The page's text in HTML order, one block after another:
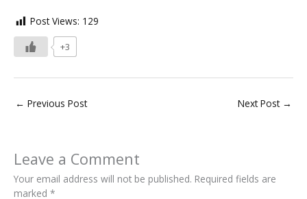
Post Views: 129
+3
← Previous Post Next Post →
Leave a Comment
Your email address will not be published. Required fields are
marked *